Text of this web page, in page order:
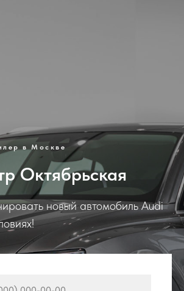
в Москве
Октябрьская
новый автомобиль Audi